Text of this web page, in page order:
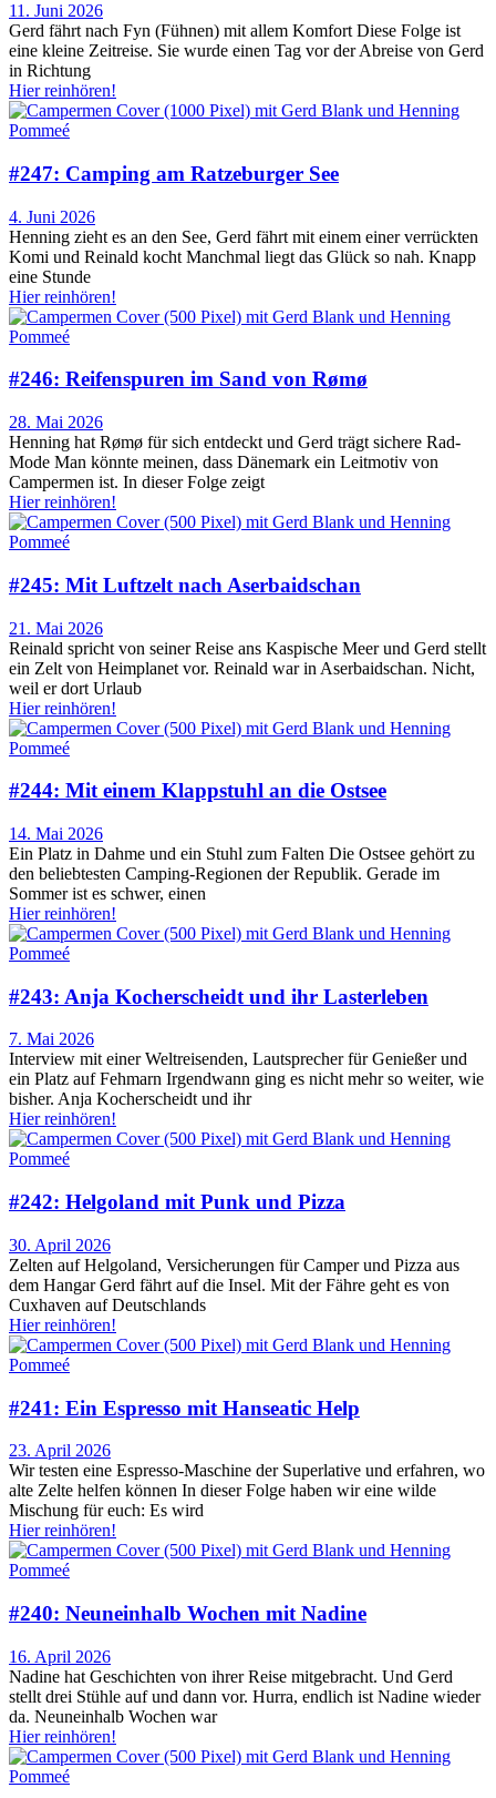
11. Juni 2026
Gerd fährt nach Fyn (Fühnen) mit allem Komfort Diese Folge ist
eine kleine Zeitreise. Sie wurde einen Tag vor der Abreise von Gerd
in Richtung
Hier reinhören!
#247: Camping am Ratzeburger See
4. Juni 2026
Henning zieht es an den See, Gerd fährt mit einem einer verrückten
Komi und Reinald kocht Manchmal liegt das Glück so nah. Knapp
eine Stunde
Hier reinhören!
#246: Reifenspuren im Sand von Rømø
28. Mai 2026
Henning hat Rømø für sich entdeckt und Gerd trägt sichere Rad-
Mode Man könnte meinen, dass Dänemark ein Leitmotiv von
Campermen ist. In dieser Folge zeigt
Hier reinhören!
#245: Mit Luftzelt nach Aserbaidschan
21. Mai 2026
Reinald spricht von seiner Reise ans Kaspische Meer und Gerd stellt
ein Zelt von Heimplanet vor. Reinald war in Aserbaidschan. Nicht,
weil er dort Urlaub
Hier reinhören!
#244: Mit einem Klappstuhl an die Ostsee
14. Mai 2026
Ein Platz in Dahme und ein Stuhl zum Falten Die Ostsee gehört zu
den beliebtesten Camping-Regionen der Republik. Gerade im
Sommer ist es schwer, einen
Hier reinhören!
#243: Anja Kocherscheidt und ihr Lasterleben
7. Mai 2026
Interview mit einer Weltreisenden, Lautsprecher für Genießer und
ein Platz auf Fehmarn Irgendwann ging es nicht mehr so weiter, wie
bisher. Anja Kocherscheidt und ihr
Hier reinhören!
#242: Helgoland mit Punk und Pizza
30. April 2026
Zelten auf Helgoland, Versicherungen für Camper und Pizza aus
dem Hangar Gerd fährt auf die Insel. Mit der Fähre geht es von
Cuxhaven auf Deutschlands
Hier reinhören!
#241: Ein Espresso mit Hanseatic Help
23. April 2026
Wir testen eine Espresso-Maschine der Superlative und erfahren, wo
alte Zelte helfen können In dieser Folge haben wir eine wilde
Mischung für euch: Es wird
Hier reinhören!
#240: Neuneinhalb Wochen mit Nadine
16. April 2026
Nadine hat Geschichten von ihrer Reise mitgebracht. Und Gerd
stellt drei Stühle auf und dann vor. Hurra, endlich ist Nadine wieder
da. Neuneinhalb Wochen war
Hier reinhören!